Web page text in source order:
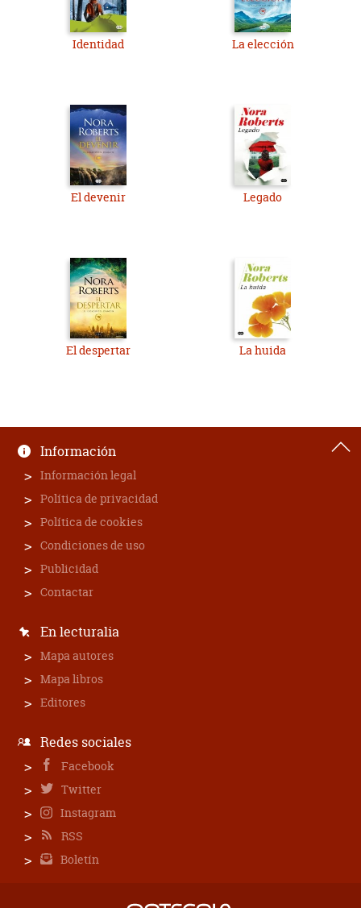
Identidad La elección
El devenir Legado
El despertar La huida
Información
Información legal
Política de privacidad
Política de cookies
Condiciones de uso
Publicidad
Contactar
En lecturalia
Mapa autores
Mapa libros
Editores
Redes sociales
Facebook
Twitter
Instagram
RSS
Boletín